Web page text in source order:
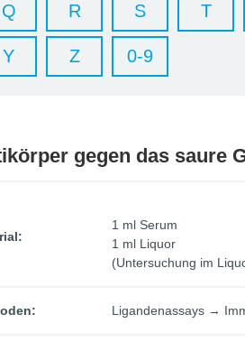
Q R S T
Y Z 0-9
gegen das saure
1 ml Serum
1 ml Liquor
(Untersuchung im
Ligandenassays →